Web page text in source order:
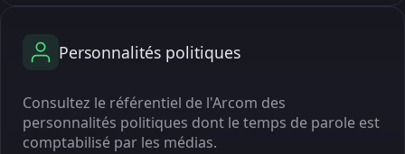
Personnalités politiques
Consultez le référentiel de l'Arcom des
personnalités politiques dont le temps de parole est
comptabilisé par les médias.